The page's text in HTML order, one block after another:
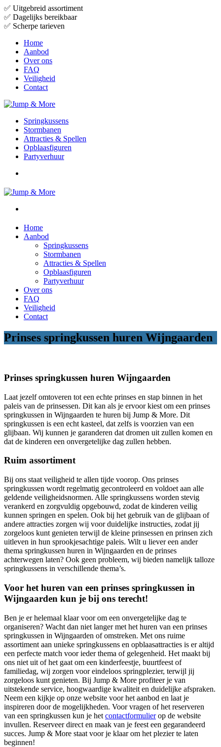
✅ Uitgebreid assortiment
✅ Dagelijks bereikbaar
✅ Scherpe tarieven
Home
Aanbod
Over ons
FAQ
Veiligheid
Contact
Springkussens
Stormbanen
Attracties & Spellen
Opblaasfiguren
Partyverhuur
Home
Aanbod
Springkussens
Stormbanen
Attracties & Spellen
Opblaasfiguren
Partyverhuur
Over ons
FAQ
Veiligheid
Contact
Prinses springkussen huren Wijngaarden
Prinses springkussen huren Wijngaarden
Laat jezelf omtoveren tot een echte prinses en stap binnen in het
paleis van de prinsessen. Dit kan als je ervoor kiest om een prinses
springkussen in Wijngaarden te huren bij Jump & More. Dit
springkussen is een echt kasteel, dat zelfs is voorzien van een
glijbaan. Wij kunnen je garanderen dat dromen uit zullen komen en
dat de kinderen een onvergetelijke dag zullen hebben.
Ruim assortiment
Bij ons staat veiligheid te allen tijde voorop. Ons prinses
springkussen wordt regelmatig gecontroleerd en voldoet aan alle
geldende veiligheidsnormen. Alle springkussens worden stevig
verankerd en zorgvuldig opgebouwd, zodat de kinderen veilig
kunnen springen en spelen. Ook bij het gebruik van de glijbaan of
andere attracties zorgen wij voor duidelijke instructies, zodat jij
zorgeloos kunt genieten terwijl de kleine prinsessen en prinsen zich
uitleven in hun sprookjesachtige paleis. Wilt u liever een ander
thema springkussen huren in Wijngaarden en de prinses
achterwegen laten? Ook geen probleem, wij bieden namelijk talloze
springkussens in verschillende thema’s.
Voor het huren van een prinses springkussen in
Wijngaarden kun je bij ons terecht!
Ben je er helemaal klaar voor om een onvergetelijke dag te
organiseren? Wacht dan niet langer met het huren van een prinses
springkussen in Wijngaarden of omstreken. Met ons ruime
assortiment aan unieke springkussens en opblaasattracties is er altijd
een perfecte match voor ieder thema of gelegenheid. Het maakt bij
ons niet uit of het gaat om een kinderfeestje, buurtfeest of
familiedag, wij zorgen voor eindeloos springplezier, terwijl jij
zorgeloos kunt genieten. Bij Jump & More profiteer je van
uitstekende service, hoogwaardige kwaliteit en duidelijke afspraken.
Neem een kijkje op onze website voor het aanbod en laat je
inspireren door de mogelijkheden. Voor vragen of het reserveren
van een springkussen kun je het contactformulierop de website
invullen. Reserveer direct en maak van je feest een gegarandeerd
succes. Jump & More staat voor je klaar om het plezier te laten
beginnen!